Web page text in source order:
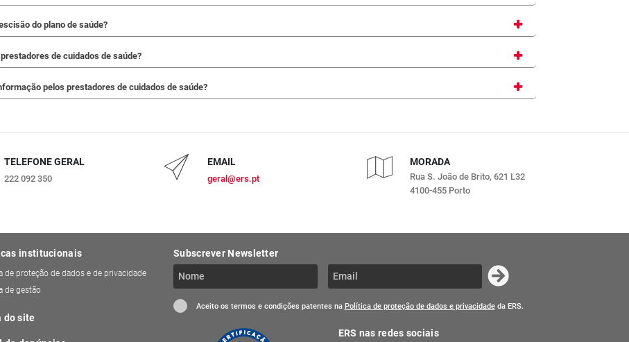
do plano de saúde?
de cuidados de saúde?
pelos prestadores de cuidados de saúde?
TELEFONE GERAL
222 092 350
EMAIL
geral@ers.pt
MORADA
Rua S. João de Brito, 621 L32
4100-455 Porto
institucionais
de proteção de dados e de privacidade
de gestão
do site
Subscrever Newsletter
Aceito os termos e condições patentes na Política de proteção de dados e privacidadeda ERS.
ERS nas redes sociais